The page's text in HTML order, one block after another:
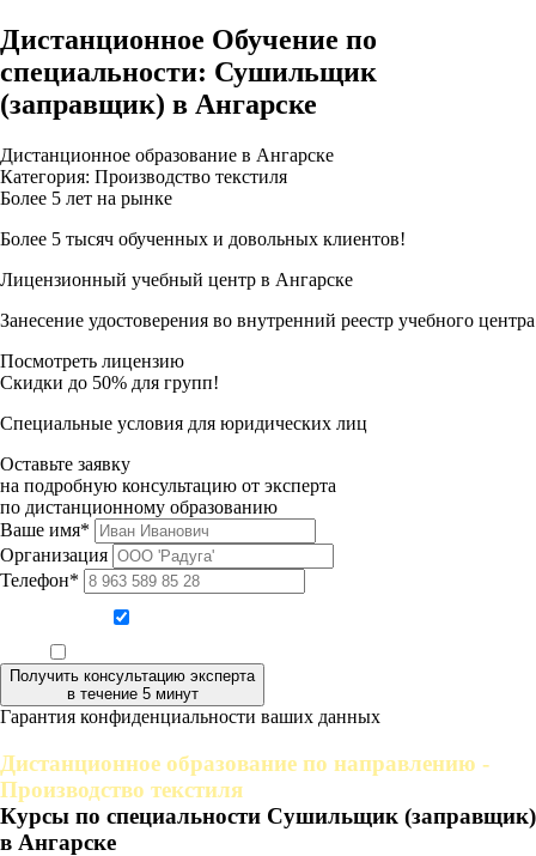
Дистанционное Обучение по
специальности: Сушильщик
(заправщик) в Ангарске
Дистанционное образование в Ангарске
Категория: Производство текстиля
Более 5 лет на рынке
Более 5 тысяч обученных и довольных клиентов!
Лицензионный учебный центр в Ангарске
Занесение удостоверения во внутренний реестр учебного центра
Посмотреть лицензию
Скидки до 50% для групп!
Специальные условия для юридических лиц
Оставьте заявку
на подробную консультацию от эксперта
по дистанционному образованию
Ваше имя*
Организация
Телефон*
Получить консультацию эксперта
в течение 5 минут
Гарантия конфиденциальности ваших данных
Дистанционное образование по направлению -
Производство текстиля
Курсы по специальности Сушильщик (заправщик)
в Ангарске